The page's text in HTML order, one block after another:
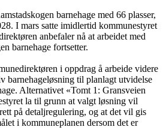
barnehage med 66 plasser,
I mars satte imidlertid kommunestyret
anbefaler nå at arbeidet med
barnehage fortsetter.
i oppdrag å arbeide videre
barnehageløsning til planlagt utvidelse
Alternativet «Tomt 1: Gransveien
la til grunn at valgt løsning vil
på detaljregulering, og at det vil gis
i kommuneplanen dersom det er